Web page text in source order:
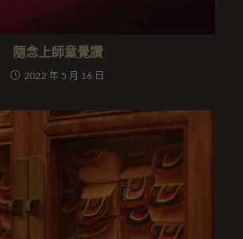
隨念上師童覺讚
2022 年 5 月 16 日